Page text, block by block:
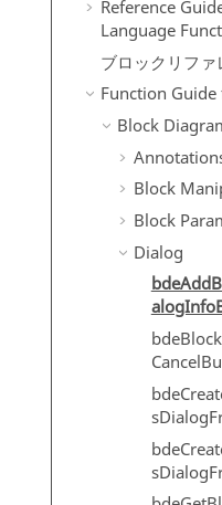
Reference
Language
ブロックリファ
Function
Block
Block
Block
Dialog